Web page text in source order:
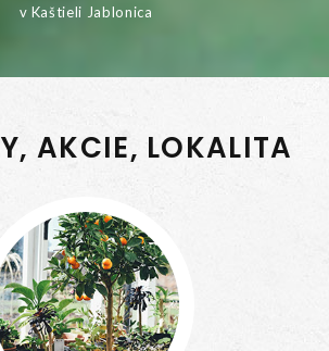
v Kaštieli Jablonica
AKCIE, LOKALITA